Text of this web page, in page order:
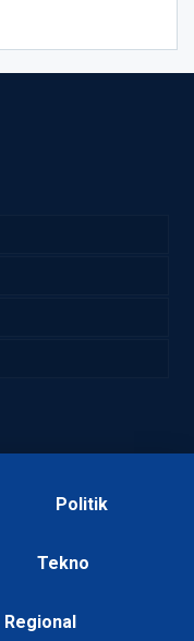
Politik
Tekno
Regional